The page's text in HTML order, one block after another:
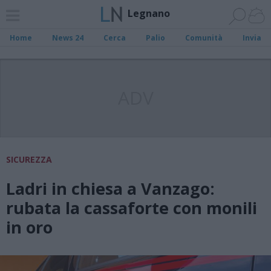
Legnano
Home News 24 Cerca Palio Comunità Invia
SICUREZZA
Ladri in chiesa a Vanzago:
rubata la cassaforte con monili
in oro